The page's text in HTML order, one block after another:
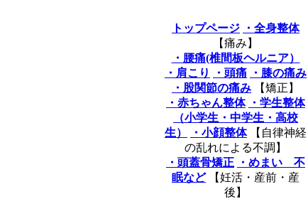
トップページ
・全身整体
【痛み】
・腰痛(椎間板ヘルニア）
・肩こり
・頭痛
・膝の痛み
・股関節の痛み
【矯正】
・赤ちゃん整体
・学生整体
（小学生・中学生・高校
生）
・小顔整体
【自律神経
の乱れによる不調】
・頭蓋骨矯正
・めまい 不
眠など
【妊活・産前・産
後】